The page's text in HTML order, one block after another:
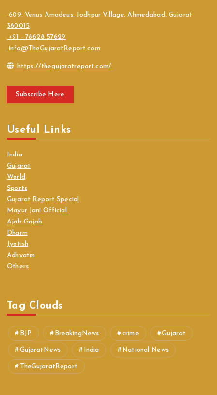
609, Venus Amadeus, Jodhpur Village, Ahmedabad, Gujarat
380015
+91 - 78628 57629
info@TheGujaratReport.com
https://thegujaratreport.com/
Subscribe Here
Useful Links
India
Gujarat
World
Sports
Gujarat Report Special
Mayur Jani Official
Ajab Gajab
Dharm
Jyotish
Adhyatm
Others
Tag Clouds
BJP BreakingNews crime Gujarat
GujaratNews India National News
TheGujaratReport